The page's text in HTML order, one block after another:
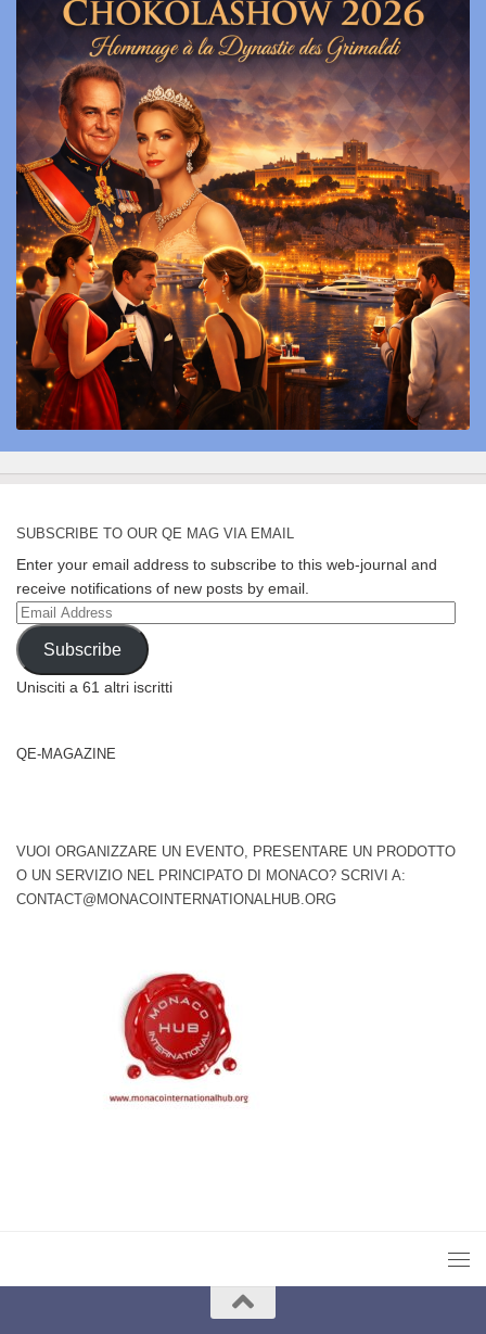
SUBSCRIBE TO OUR QE MAG VIA EMAIL
Enter your email address to subscribe to this web-journal and
receive notifications of new posts by email.
Email
Address
Subscribe
Unisciti a 61 altri iscritti
QE-MAGAZINE
VUOI ORGANIZZARE UN EVENTO, PRESENTARE UN PRODOTTO
O UN SERVIZIO NEL PRINCIPATO DI MONACO? SCRIVI A:
CONTACT@MONACOINTERNATIONALHUB.ORG